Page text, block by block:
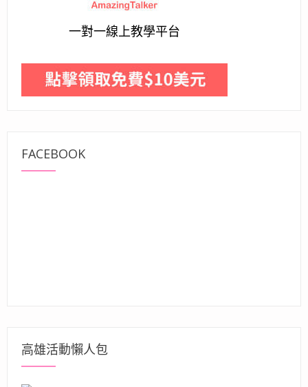
一對一線上教學平台
FACEBOOK
高雄活動懶人包